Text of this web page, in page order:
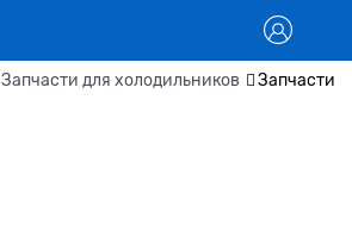
Запчасти для холодильников Запчасти